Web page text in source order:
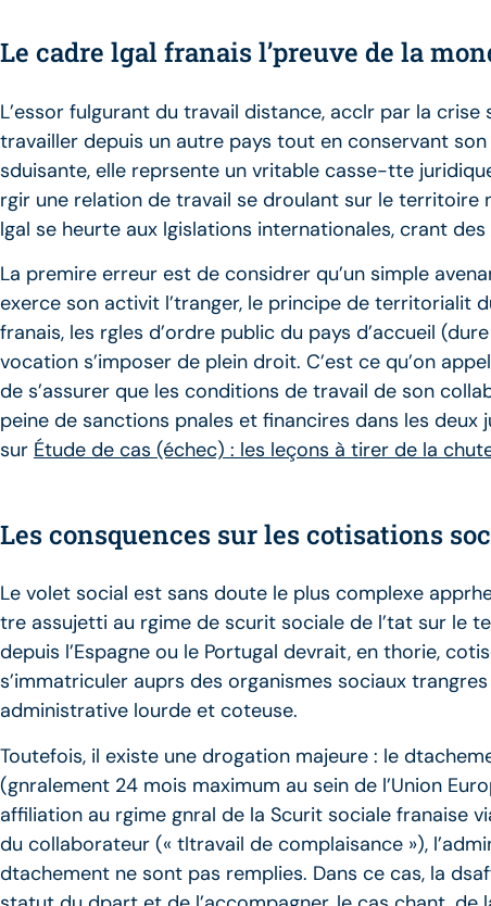
Le cadre lgal franais l’preuve de la
L’essor fulgurant du travail distance, acclr par la
travailler depuis un autre pays tout en conservant
sduisante, elle reprsente un vritable casse-tte
rgir une relation de travail se droulant sur le territoire
lgal se heurte aux lgislations internationales, crant
La premire erreur est de considrer qu’un simple
exerce son activit l’tranger, le principe de territorialit
franais, les rgles d’ordre public du pays d’accueil
vocation s’imposer de plein droit. C’est ce qu’on
de s’assurer que les conditions de travail de son
peine de sanctions pnales et financires dans les
sur Étude de cas (échec) : les leçons à tirer de la
Les consquences sur les cotisations
Le volet social est sans doute le plus complexe
tre assujetti au rgime de scurit sociale de l’tat sur le
depuis l’Espagne ou le Portugal devrait, en thorie,
s’immatriculer auprs des organismes sociaux
administrative lourde et coteuse.
Toutefois, il existe une drogation majeure : le
(gnralement 24 mois maximum au sein de l’Union
affiliation au rgime gnral de la Scurit sociale franaise
du collaborateur (« tltravail de complaisance »),
dtachement ne sont pas remplies. Dans ce cas, la